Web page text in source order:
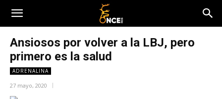
Ansiosos por volver a la LBJ, pero
primero es la salud
ADRENALINA
27 mayo, 2020